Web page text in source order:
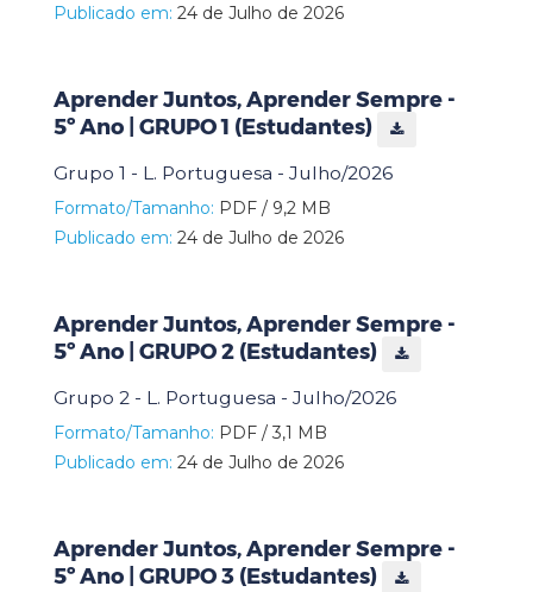
Publicado em: 24 de Julho de 2026
Aprender Juntos, Aprender Sempre -
5º Ano | GRUPO 1 (Estudantes)
Grupo 1 - L. Portuguesa - Julho/2026
Formato/Tamanho: PDF / 9,2 MB
Publicado em: 24 de Julho de 2026
Aprender Juntos, Aprender Sempre -
5º Ano | GRUPO 2 (Estudantes)
Grupo 2 - L. Portuguesa - Julho/2026
Formato/Tamanho: PDF / 3,1 MB
Publicado em: 24 de Julho de 2026
Aprender Juntos, Aprender Sempre -
5º Ano | GRUPO 3 (Estudantes)